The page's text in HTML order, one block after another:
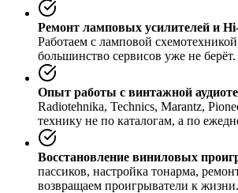
Ремонт ламповых усилителей и
Работаем с ламповой
большинство сервисов уже не берёт.
Опыт работы с винтажной
Radiotehnika, Technics, Marantz,
технику не по каталогам, а по
Восстановление виниловых
пассиков, настройка тонарма,
возвращаем проигрыватели к жизни.